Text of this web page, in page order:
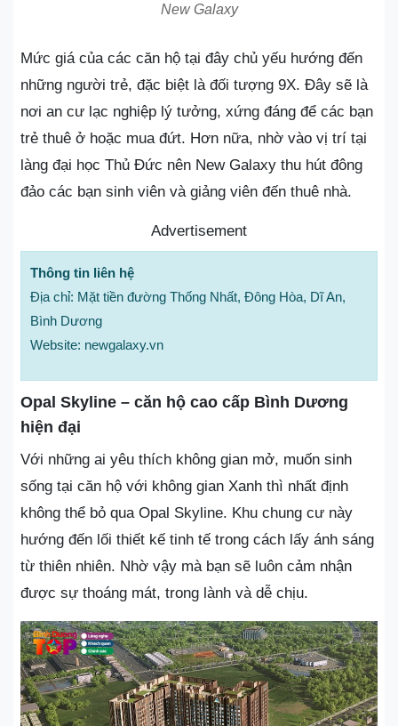
New Galaxy
Mức giá của các căn hộ tại đây chủ yếu hướng đến
những người trẻ, đặc biệt là đối tượng 9X. Đây sẽ là
nơi an cư lạc nghiệp lý tưởng, xứng đáng để các bạn
trẻ thuê ở hoặc mua đứt. Hơn nữa, nhờ vào vị trí tại
làng đại học Thủ Đức nên New Galaxy thu hút đông
đảo các bạn sinh viên và giảng viên đến thuê nhà.
Advertisement
Thông tin liên hệ
Địa chỉ: Mặt tiền đường Thống Nhất, Đông Hòa, Dĩ An,
Bình Dương
Website: newgalaxy.vn
Opal Skyline – căn hộ cao cấp Bình Dương
hiện đại
Với những ai yêu thích không gian mở, muốn sinh
sống tại căn hộ với không gian Xanh thì nhất định
không thể bỏ qua Opal Skyline. Khu chung cư này
hướng đến lối thiết kế tinh tế trong cách lấy ánh sáng
từ thiên nhiên. Nhờ vậy mà bạn sẽ luôn cảm nhận
được sự thoáng mát, trong lành và dễ chịu.